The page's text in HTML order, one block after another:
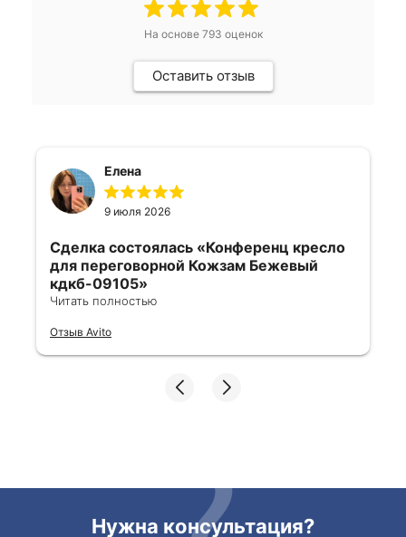
На основе 793 оценок
Оставить отзыв
Елена
9 июля 2026
Сделка состоялась «Конференц кресло
для переговорной Кожзам Бежевый
кдкб-09105»
ответы очень быстрые, всегда на связи.
Все подробно сфотографировали перед
складах их переместили на один. Так же
Читать полностью
Отзыв Avito
Нужна консультация?